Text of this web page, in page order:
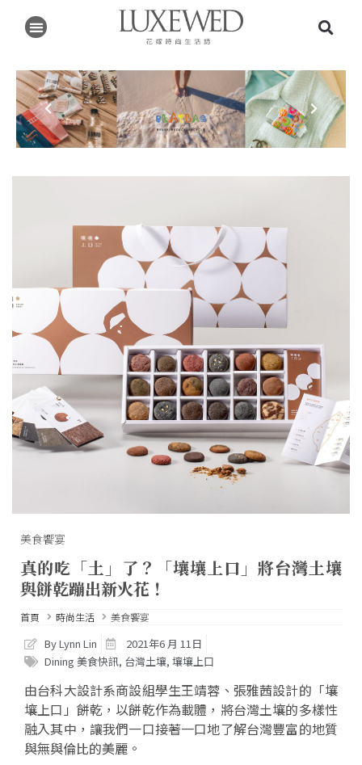
美食饗宴
真的吃「土」了？「壤壤上口」將台灣土壤
與餅乾蹦出新火花！
首頁 時尚生活 美食饗宴
By Lynn Lin
2021年6 月 11日
Dining 美食快訊, 台灣土壤, 壤壤上口
由台科大設計系商設組學生王靖蓉、張雅茜設計的「壤
壤上口」餅乾，以餅乾作為載體，將台灣土壤的多樣性
融入其中，讓我們一口接著一口地了解台灣豐富的地質
與無與倫比的美麗。